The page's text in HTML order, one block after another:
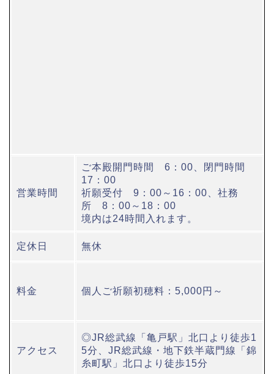
営業時間
ご本殿開門時間 6：00、閉門時間
17：00
祈願受付 9：00～16：00、社務
所 8：00～18：00
境内は24時間入れます。
定休日 無休
料金 個人ご祈願初穂料：5,000円～
アクセス
◎JR総武線「亀戸駅」北口より徒歩1
5分、JR総武線・地下鉄半蔵門線「錦
糸町駅」北口より徒歩15分